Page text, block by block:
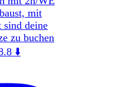
mit
sind deine
zu buchen
⬇️